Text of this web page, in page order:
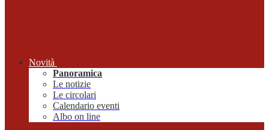
Novità
Panoramica
Le notizie
Le circolari
Calendario eventi
Albo on line